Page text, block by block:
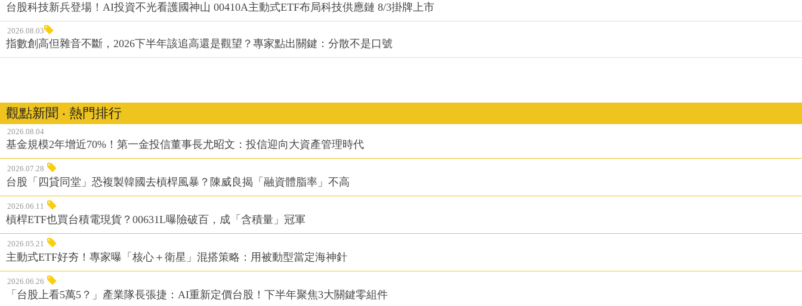
台股科技新兵登場！AI投資不光看護國神山 00410A主動式ETF布局科技供應鏈 8/3掛牌上市
2026.08.03
指數創高但雜音不斷，2026下半年該追高還是觀望？專家點出關鍵：分散不是口號
觀點新聞 ‧ 熱門排行
2026.08.04
基金規模2年增近70%！第一金投信董事長尤昭文：投信迎向大資產管理時代
2026.07.28
台股「四貸同堂」恐複製韓國去槓桿風暴？陳威良揭「融資體脂率」不高
2026.06.11
槓桿ETF也買台積電現貨？00631L曝險破百，成「含積量」冠軍
2026.05.21
主動式ETF好夯！專家曝「核心＋衛星」混搭策略：用被動型當定海神針
2026.06.26
「台股上看5萬5？」產業隊長張捷：AI重新定價台股！下半年聚焦3大關鍵零組件